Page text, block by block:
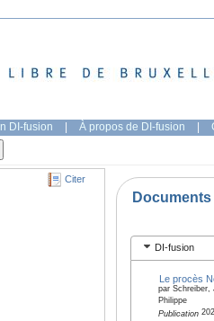
DI-fusion | À propos de DI-fusion |
Citer
DI-fusion
Le procès
par Schreiber,
Philippe
Publication